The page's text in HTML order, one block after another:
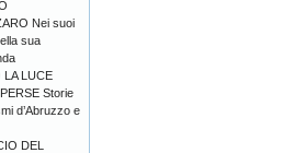
Nei suoi
sua
LA LUCE
Storie
d’Abruzzo e
DEL